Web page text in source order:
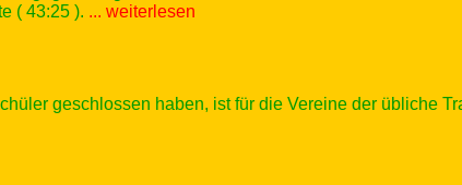
( 43:25 ). ... weiterlesen
geschlossen haben, ist für die Vereine der übliche